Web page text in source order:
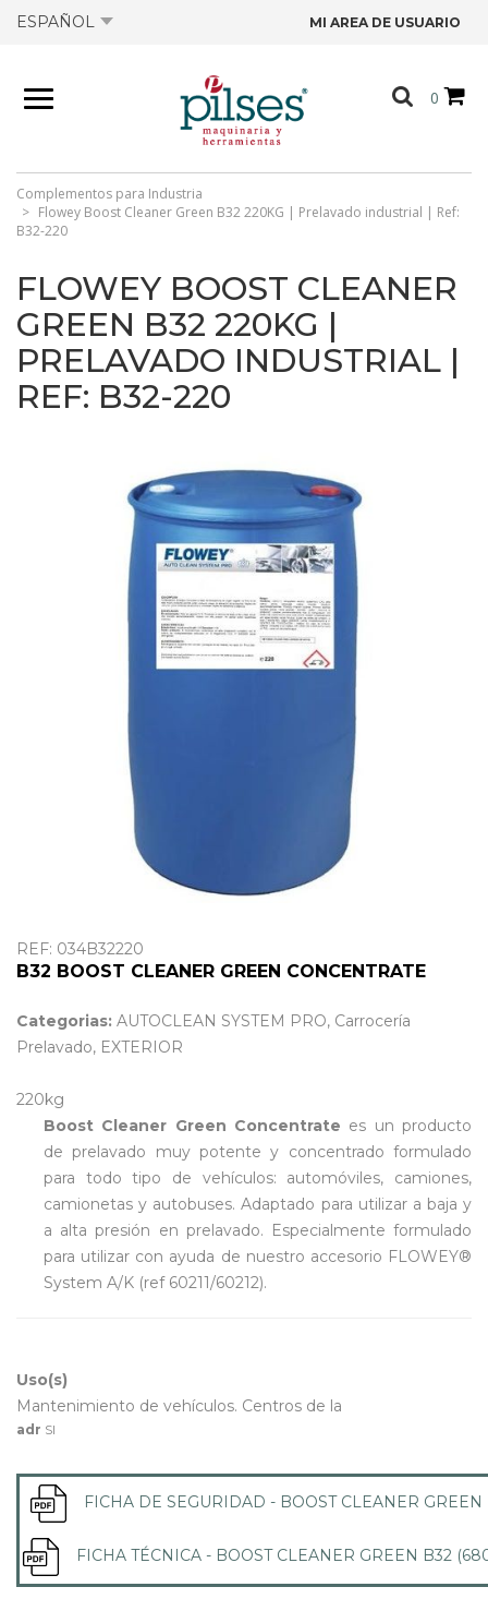
ESPAÑOL MI AREA DE USUARIO
0
PRODUCTOS
TIENDA
CATÁLOGOS
CONTACTO
FICHAS TÉCNICAS
Complementos para Industria
Flowey Boost Cleaner Green B32 220KG | Prelavado industrial | Ref:
B32-220
FLOWEY BOOST CLEANER
GREEN B32 220KG |
PRELAVADO INDUSTRIAL |
REF: B32-220
REF: 034B32220
B32 BOOST CLEANER GREEN CONCENTRATE
Categorias: AUTOCLEAN SYSTEM PRO, Carrocería
Prelavado, EXTERIOR
220kg
Boost Cleaner Green Concentrate es un producto
de prelavado muy potente y concentrado formulado
para todo tipo de vehículos: automóviles, camiones,
camionetas y autobuses. Adaptado para utilizar a baja y
a alta presión en prelavado. Especialmente formulado
para utilizar con ayuda de nuestro accesorio FLOWEY®
System A/K (ref 60211/60212).
Uso(s)
Mantenimiento de vehículos. Centros de la
adr SI
FICHA DE SEGURIDAD - BOOST CLEANER GREEN
FICHA TÉCNICA - BOOST CLEANER GREEN B32